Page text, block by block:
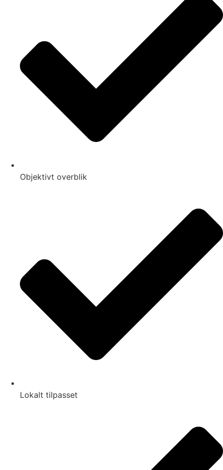
Objektivt overblik
Lokalt tilpasset